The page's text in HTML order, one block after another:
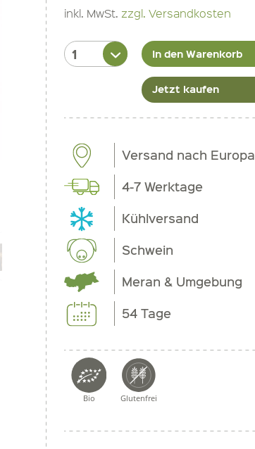
inkl. MwSt. zzgl. Versandkosten
In den Warenkorb
Jetzt kaufen
Versand nach Europa
4-7 Werktage
Kühlversand
Schwein
Meran & Umgebung
54 Tage
Bio Glutenfrei